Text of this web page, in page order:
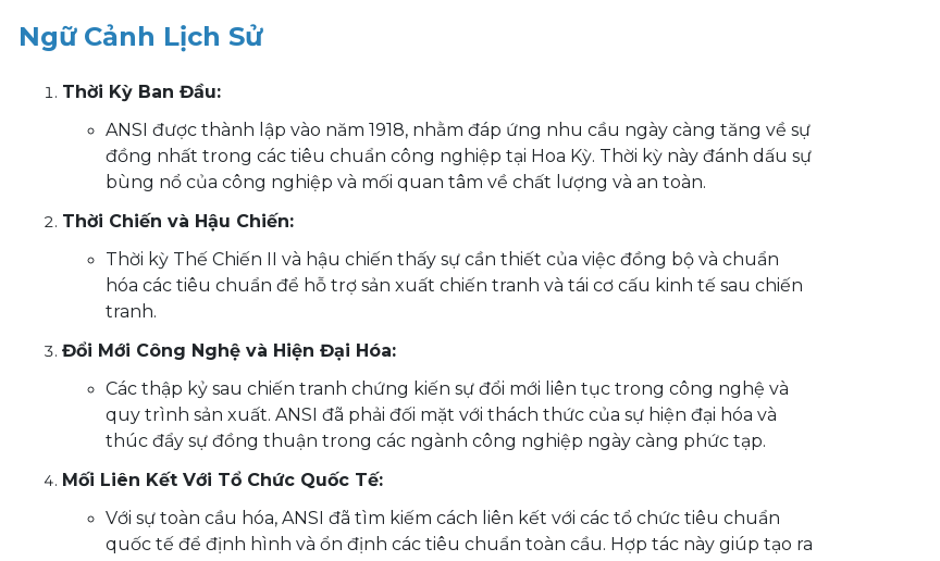
Ngữ Cảnh Lịch Sử
Thời Kỳ Ban Đầu:
ANSI được thành lập vào năm 1918, nhằm đáp ứng nhu cầu ngày càng tăng về sự
đồng nhất trong các tiêu chuẩn công nghiệp tại Hoa Kỳ. Thời kỳ này đánh dấu sự
bùng nổ của công nghiệp và mối quan tâm về chất lượng và an toàn.
Thời Chiến và Hậu Chiến:
Thời kỳ Thế Chiến II và hậu chiến thấy sự cần thiết của việc đồng bộ và chuẩn
hóa các tiêu chuẩn để hỗ trợ sản xuất chiến tranh và tái cơ cấu kinh tế sau chiến
tranh.
Đổi Mới Công Nghệ và Hiện Đại Hóa:
Các thập kỷ sau chiến tranh chứng kiến sự đổi mới liên tục trong công nghệ và
quy trình sản xuất. ANSI đã phải đối mặt với thách thức của sự hiện đại hóa và
thúc đẩy sự đồng thuận trong các ngành công nghiệp ngày càng phức tạp.
Mối Liên Kết Với Tổ Chức Quốc Tế:
Với sự toàn cầu hóa, ANSI đã tìm kiếm cách liên kết với các tổ chức tiêu chuẩn
quốc tế để định hình và ổn định các tiêu chuẩn toàn cầu. Hợp tác này giúp tạo ra